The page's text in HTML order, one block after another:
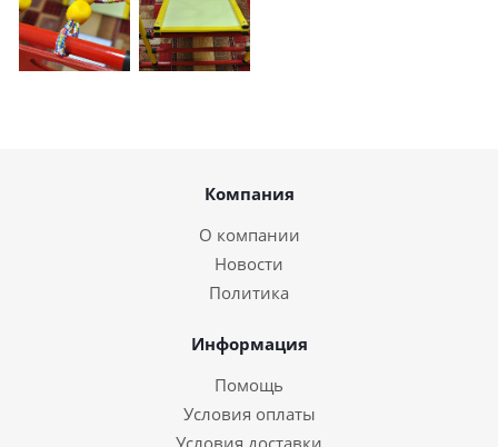
Компания
О компании
Новости
Политика
Информация
Помощь
Условия оплаты
Условия доставки